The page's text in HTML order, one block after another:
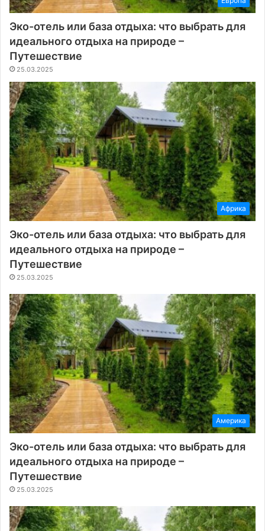
Эко-отель или база отдыха: что выбрать для
идеального отдыха на природе –
Путешествие
25.03.2025
Африка
Эко-отель или база отдыха: что выбрать для
идеального отдыха на природе –
Путешествие
25.03.2025
Америка
Эко-отель или база отдыха: что выбрать для
идеального отдыха на природе –
Путешествие
25.03.2025